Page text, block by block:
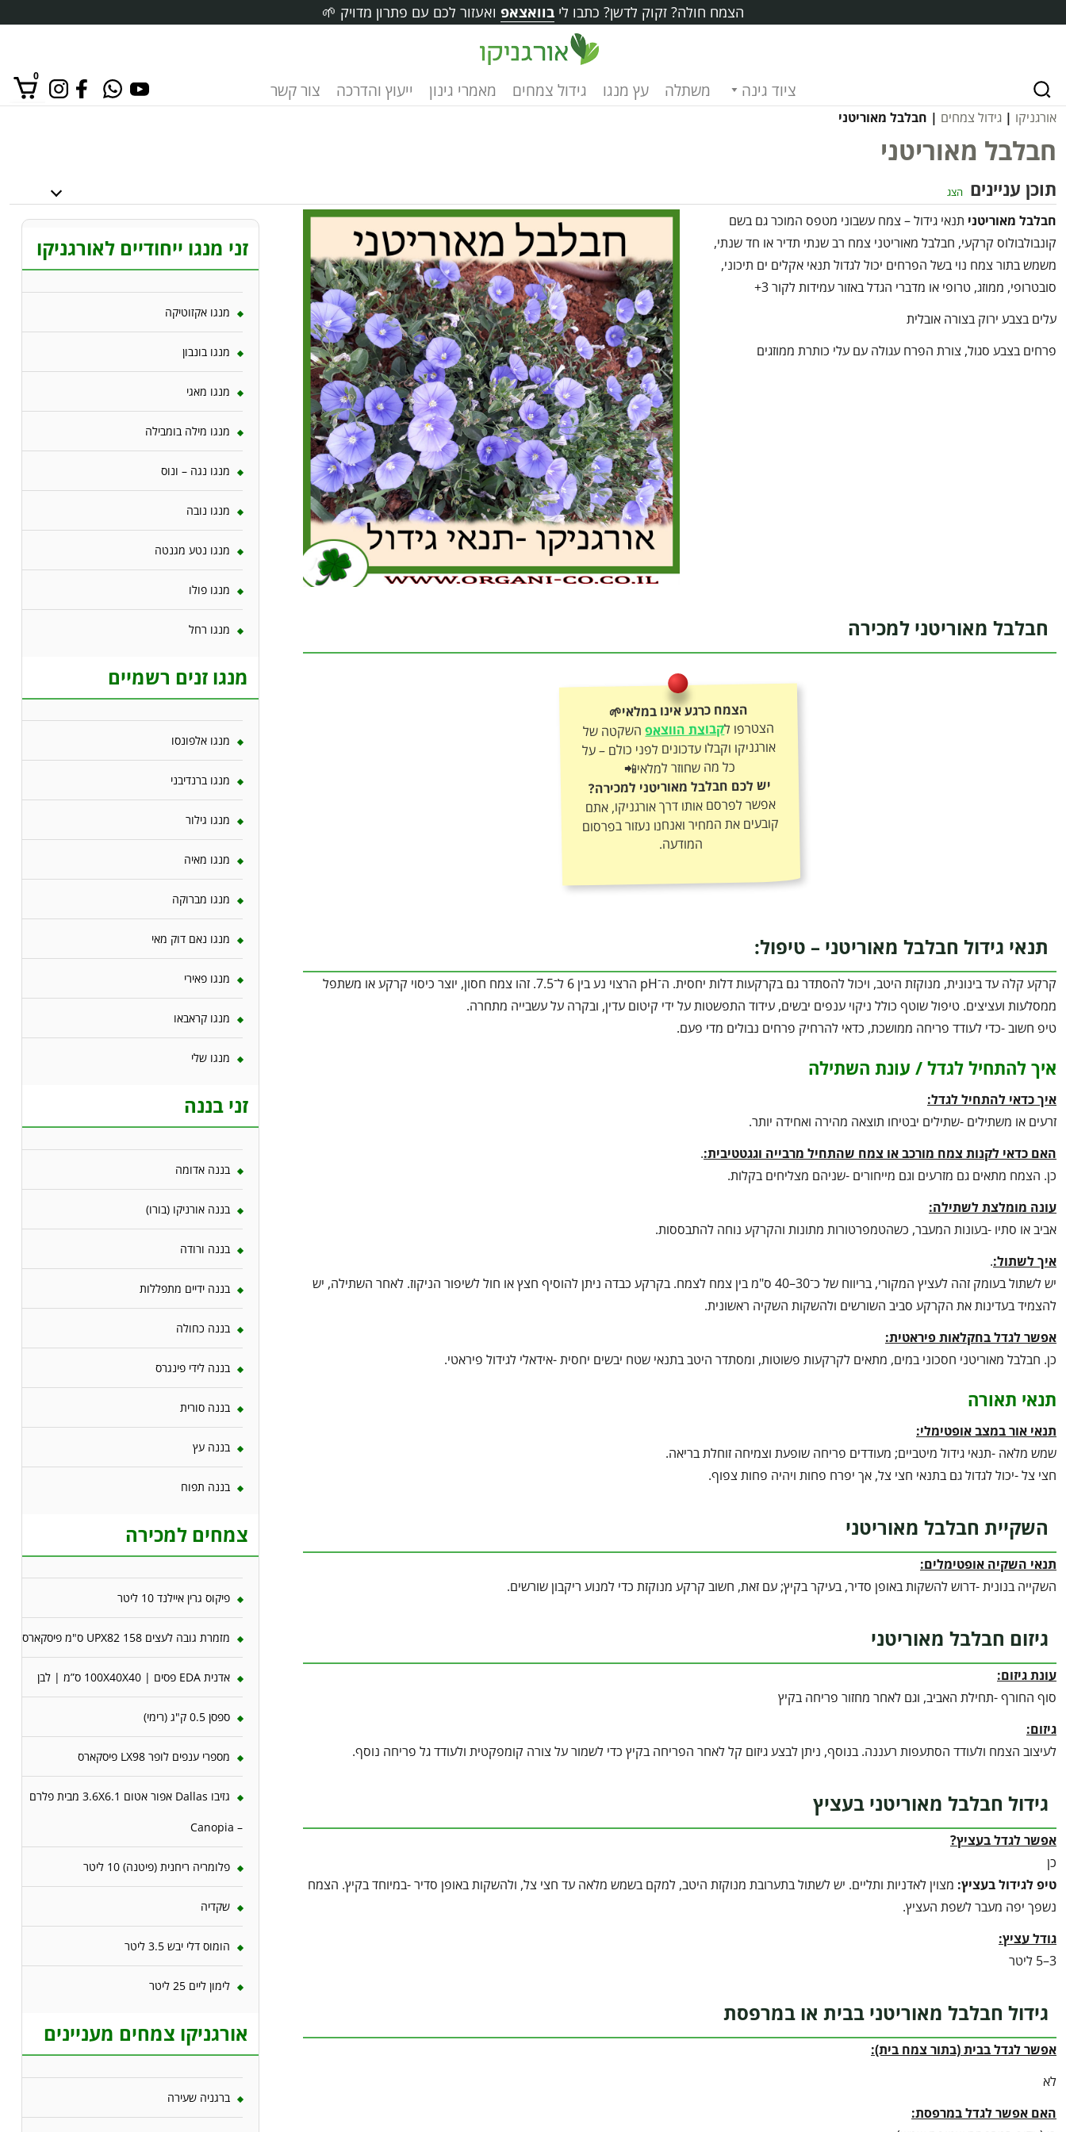
הצמח חולה? זקוק לדשן? כתבו לי בוואצאפ ואעזור לכם עם פתרון מדויק 🌱
ציוד גינה משתלה עץ מנגו גידול צמחים מאמרי גינון ייעוץ והדרכה צור קשר
0
אורגניקו | גידול צמחים | חבלבל מאוריטני
חבלבל מאוריטני
תוכן עניינים הצג
חבלבל מאוריטני תנאי גידול – צמח עשבוני מטפס המוכר גם בשם
קונבולבולוס קרקעי, חבלבל מאוריטני צמח רב שנתי תדיר או חד שנתי,
משמש בתור צמח נוי בשל הפרחים יכול לגדול תנאי אקלים ים תיכוני,
סובטרופי, ממוזג, טרופי או מדברי הגדל באזור עמידות לקור 3+
עלים בצבע ירוק בצורה אובלית
פרחים בצבע סגול, צורת הפרח עגולה עם עלי כותרת ממוזגים
חבלבל מאוריטני למכירה
הצמח כרגע אינו במלאי🌱
הצטרפו לקבוצת הווצאפהשקטה של
אורגניקו וקבלו עדכונים לפני כולם – על
כל מה שחוזר למלאי📲
יש לכם חבלבל מאוריטני למכירה?
אפשר לפרסם אותו דרך אורגניקו, אתם
קובעים את המחיר ואנחנו נעזור בפרסום
המודעה.
תנאי גידול חבלבל מאוריטני – טיפול:
קרקע קלה עד בינונית, מנוקזת היטב, ויכול להסתדר גם בקרקעות דלות יחסית. ה־pH הרצוי נע בין 6 ל־7.5. זהו צמח חסון, יוצר כיסוי קרקע או משתפל
ממסלעות ועציצים. טיפול שוטף כולל ניקוי ענפים יבשים, עידוד התפשטות על ידי קיטום עדין, ובקרה על עשבייה מתחרה.
טיפ חשוב -כדי לעודד פריחה ממושכת, כדאי להרחיק פרחים נבולים מדי פעם.
איך להתחיל לגדל / עונת השתילה
איך כדאי להתחיל לגדל:
זרעים או משתילים -שתילים יבטיחו תוצאה מהירה ואחידה יותר.
האם כדאי לקנות צמח מורכב או צמח שהתחיל מרבייה וגגטטיבית:.
כן. הצמח מתאים גם מזרעים וגם מייחורים -שניהם מצליחים בקלות.
עונה מומלצת לשתילה:
אביב או סתיו -בעונות המעבר, כשהטמפרטורות מתונות והקרקע נוחה להתבססות.
איך לשתול:.
יש לשתול בעומק זהה לעציץ המקורי, בריווח של כ־30–40 ס"מ בין צמח לצמח. בקרקע כבדה ניתן להוסיף חצץ או חול לשיפור הניקוז. לאחר השתילה, יש
להצמיד בעדינות את הקרקע סביב השורשים ולהשקות השקיה ראשונית.
אפשר לגדל בחקלאות פיראטית:
כן. חבלבל מאוריטני חסכוני במים, מתאים לקרקעות פשוטות, ומסתדר היטב בתנאי שטח יבשים יחסית -אידאלי לגידול פיראטי.
תנאי תאורה
תנאי אור במצב אופטימלי:
שמש מלאה -תנאי גידול מיטביים; מעודדים פריחה שופעת וצמיחה זוחלת בריאה.
חצי צל -יכול לגדול גם בתנאי חצי צל, אך יפרח פחות ויהיה פחות צפוף.
השקיית חבלבל מאוריטני
תנאי השקיה אופטימלים:
השקייה בנונית -דרוש להשקות באופן סדיר, בעיקר בקיץ; עם זאת, חשוב קרקע מנוקזת כדי למנוע ריקבון שורשים.
גיזום חבלבל מאוריטני
עונת גיזום:
סוף החורף -תחילת האביב, וגם לאחר מחזור פריחה בקיץ
גיזום:
לעיצוב הצמח ולעודד הסתעפות רעננה. בנוסף, ניתן לבצע גיזום קל לאחר הפריחה בקיץ כדי לשמור על צורה קומפקטית ולעודד גל פריחה נוסף.
גידול חבלבל מאוריטני בעציץ
אפשר לגדל בעציץ?
כן
טיפ לגידול בעציץ: מצוין לאדניות ותליים. יש לשתול בתערובת מנוקזת היטב, למקם בשמש מלאה עד חצי צל, ולהשקות באופן סדיר -במיוחד בקיץ. הצמח
נשפך יפה מעבר לשפת העציץ.
גודל עציץ:
3–5 ליטר
גידול חבלבל מאוריטני בבית או במרפסת
אפשר לגדל בבית (בתור צמח בית):
לא
האם אפשר לגדל במרפסת:
זני מנגו ייחודיים לאורגניקו
מנגו אקזוטיקה
מנגו בונבון
מנגו מאגי
מנגו מילה בומבילה
מנגו נגה – ונוס
מנגו נובה
מנגו נטע מגנטה
מנגו פולו
מנגו רחל
מנגו זנים רשמיים
מנגו אלפונסו
מנגו ברנדיבני
מנגו גילור
מנגו מאיה
מנגו מברוקה
מנגו נאם דוק מאי
מנגו פאירי
מנגו קראבאו
מנגו שלי
זני בננה
בננה אדומה
בננה אורניקו (בורו)
בננה ורודה
בננה ידיים מתפללות
בננה כחולה
בננה לידי פינגרס
בננה סורית
בננה עץ
בננה תפוח
צמחים למכירה
פיקוס גרין איילנד 10 ליטר
מזמרת גובה לעצים 158 UPX82 ס"מ פיסקארס
אדנית EDA פסים | 100X40X40 ס”מ | לבן
ספסן 0.5 ק"ג (רימי)
מספרי ענפים לופר LX98 פיסקארס
גזיבו Dallas אפור אטום 3.6X6.1 מבית פלרם
– Canopia
פלומריה ריחנית (פיטנה) 10 ליטר
שקדיה
הומוס דלי יבש 3.5 ליטר
לימון ליים 25 ליטר
אורגניקו צמחים מעניינים
ברגניה שעירה